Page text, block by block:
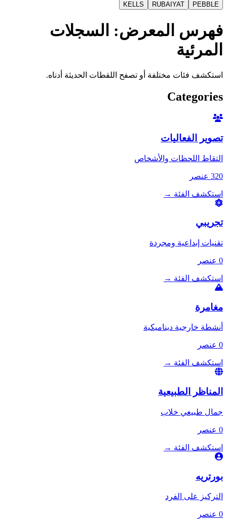
PEBBLE
RUBAIYAT
KELLS
فهرس المعرض: السجلات
المرئية
استكشف فئات مختلفة أو تصفح اللقطات الحديثة أدناه.
Categories
تصوير الفعاليات
التقاط اللحظات والأشخاص
320 عنصر
استكشف الفئة →
تجريبي
تقنيات إبداعية ومجردة
0 عنصر
استكشف الفئة →
مغامرة
أنشطة خارجية ديناميكية
0 عنصر
استكشف الفئة →
المناظر الطبيعية
جمال طبيعي خلاب
0 عنصر
استكشف الفئة →
بورتريه
التركيز على الفرد
0 عنصر